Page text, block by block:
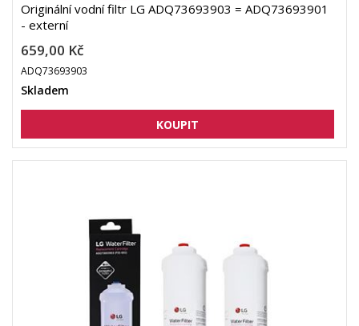
Originální vodní filtr LG ADQ73693903 = ADQ73693901
- externí
659,00 Kč
ADQ73693903
Skladem